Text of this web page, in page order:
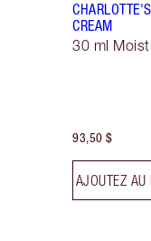
CREAM
30 ml
93,50 $
AJOUTEZ AU